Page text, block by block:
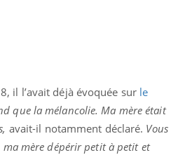
il l’avait déjà évoquée sur le
que la mélancolie. Ma mère était
avait-il notamment déclaré. Vous
ma mère dépérir petit à petit et